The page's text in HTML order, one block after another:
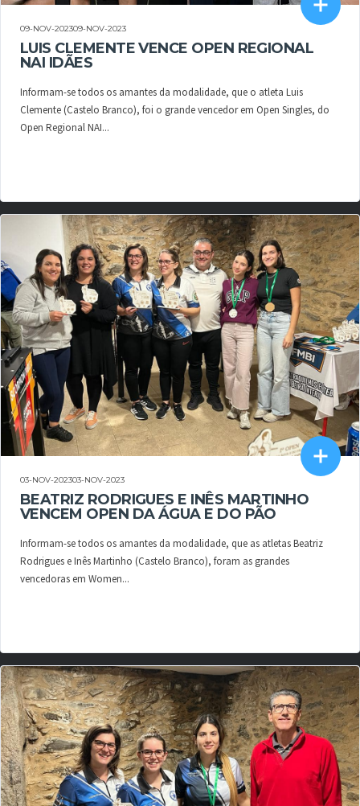
09-NOV-202309-NOV-2023
LUIS CLEMENTE VENCE OPEN REGIONAL
NAI IDÃES
Informam-se todos os amantes da modalidade, que o atleta Luis
Clemente (Castelo Branco), foi o grande vencedor em Open Singles, do
Open Regional NAI...
03-NOV-202303-NOV-2023
BEATRIZ RODRIGUES E INÊS MARTINHO
VENCEM OPEN DA ÁGUA E DO PÃO
Informam-se todos os amantes da modalidade, que as atletas Beatriz
Rodrigues e Inês Martinho (Castelo Branco), foram as grandes
vencedoras em Women...